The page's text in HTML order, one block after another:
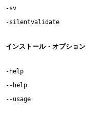
-sv
-silentvalidate
インストール・オプション
-help
--help
--usage